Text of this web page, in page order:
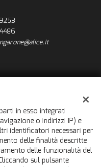
in esso integrati
o indirizzi IP) e
identificatori necessari per
delle finalità descritte
delle funzionalità del
sul pulsante